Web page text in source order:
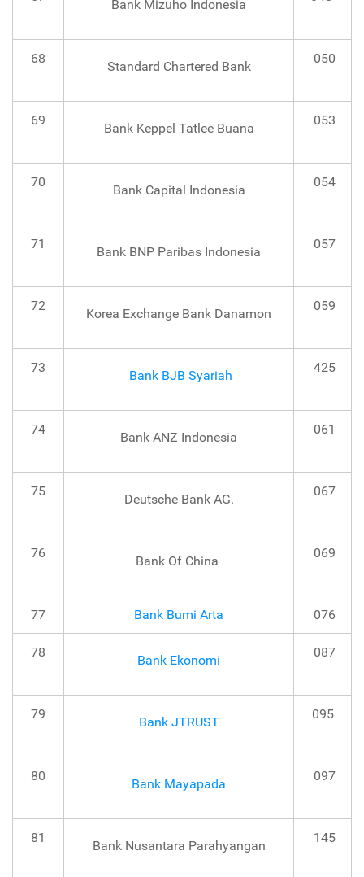
Bank Mizuho Indonesia
68
Standard Chartered Bank
050
69
Bank Keppel Tatlee Buana
053
70
Bank Capital Indonesia
054
71
Bank BNP Paribas Indonesia
057
72
Korea Exchange Bank Danamon
059
73
Bank BJB Syariah
425
74
Bank ANZ Indonesia
061
75
Deutsche Bank AG.
067
76
Bank Of China
069
77 Bank Bumi Arta 076
78
Bank Ekonomi
087
79
Bank JTRUST
095
80
Bank Mayapada
097
81
Bank Nusantara Parahyangan
145